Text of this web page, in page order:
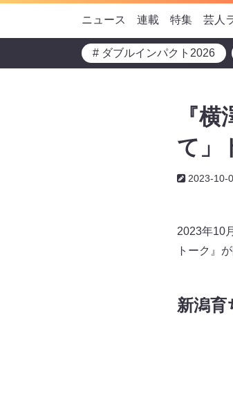
ニュース 連載 特集 芸人
# ダブルインパクト2026
『
て」
2023-10-
2023年10
トーク』
新潟育